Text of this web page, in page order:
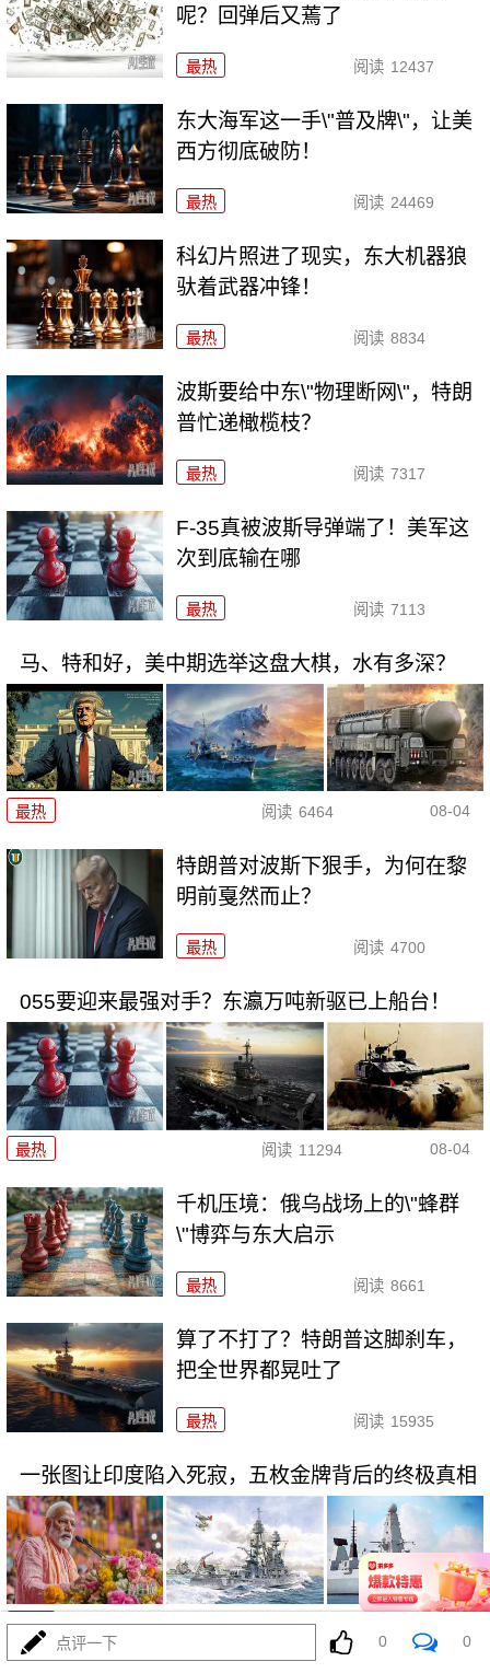
呢？回弹后又蔫了
最热 阅读 12437
东大海军这一手\"普及牌\"，让美
西方彻底破防！
最热 阅读 24469
科幻片照进了现实，东大机器狼
驮着武器冲锋！
最热 阅读 8834
波斯要给中东\"物理断网\"，特朗
普忙递橄榄枝？
最热 阅读 7317
F-35真被波斯导弹端了！美军这
次到底输在哪
最热 阅读 7113
马、特和好，美中期选举这盘大棋，水有多深？
最热 阅读 6464 08-04
特朗普对波斯下狠手，为何在黎
明前戛然而止？
最热 阅读 4700
055要迎来最强对手？东瀛万吨新驱已上船台！
最热 阅读 11294 08-04
千机压境：俄乌战场上的\"蜂群
\"博弈与东大启示
最热 阅读 8661
算了不打了？特朗普这脚刹车，
把全世界都晃吐了
最热 阅读 15935
一张图让印度陷入死寂，五枚金牌背后的终极真相
最热 阅读 11057
点评一下 0 0